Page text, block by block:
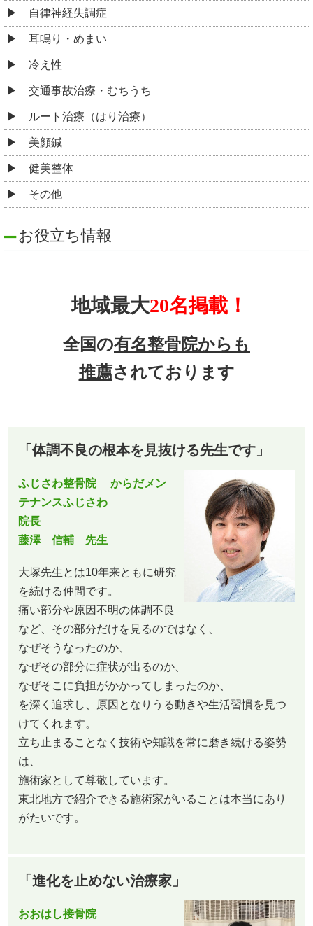
自律神経失調症
耳鳴り・めまい
冷え性
交通事故治療・むちうち
ルート治療（はり治療）
美顔鍼
健美整体
その他
お役立ち情報
地域最大20名掲載！
全国の有名整骨院からも
推薦されております
「体調不良の根本を見抜ける先生です」
ふじさわ整骨院 からだメン
テナンスふじさわ
院長
藤澤 信輔 先生
大塚先生とは10年来ともに研究
を続ける仲間です。
痛い部分や原因不明の体調不良
など、その部分だけを見るのではなく、
なぜそうなったのか、
なぜその部分に症状が出るのか、
なぜそこに負担がかかってしまったのか、
を深く追求し、原因となりうる動きや生活習慣を見つ
けてくれます。
立ち止まることなく技術や知識を常に磨き続ける姿勢
は、
施術家として尊敬しています。
東北地方で紹介できる施術家がいることは本当にあり
がたいです。
「進化を止めない治療家」
おおはし接骨院